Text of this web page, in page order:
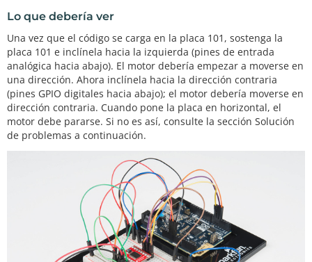
  }
}
//custom function for driving the motor forward
void
forward()
{
digitalWrite
(DIR_A, HIGH);
digitalWrite
(DIR_B, LOW);
//custom function for driving the motor in reverse
()
digitalWrite
(DIR_A, LOW);
digitalWrite (DIR_B, HIGH);
digitalWrite(PWM, HIGH);
Lo que debería ver
Una vez que el código se carga en la placa 101, sostenga la
placa 101 e inclínela hacia la izquierda (pines de entrada
analógica hacia abajo). El motor debería empezar a moverse en
una dirección. Ahora inclínela hacia la dirección contraria
(pines GPIO digitales hacia abajo); el motor debería moverse en
dirección contraria. Cuando pone la placa en horizontal, el
motor debe pararse. Si no es así, consulte la sección Solución
de problemas a continuación.